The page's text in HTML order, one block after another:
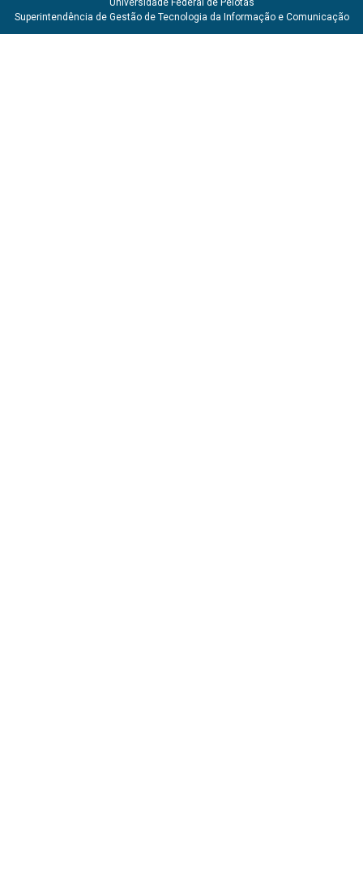
Universidade Federal de Pelotas
Superintendência de Gestão de Tecnologia da Informação e Comunicação